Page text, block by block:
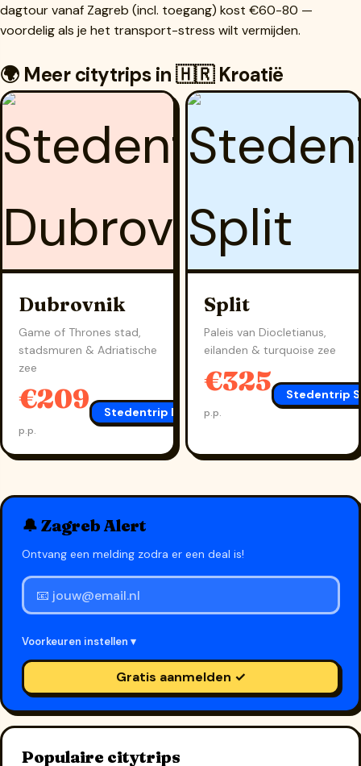
dagtour vanaf Zagreb (incl. toegang) kost €60-80 —
voordelig als je het transport-stress wilt vermijden.
🌍 Meer citytrips in 🇭🇷 Kroatië
Dubrovnik
Game of Thrones stad,
stadsmuren & Adriatische
zee
€209
p.p.
Stedentrip Dubrovnik
Split
Paleis van Diocletianus,
eilanden & turquoise zee
€325
p.p.
Stedentrip
🔔 Zagreb Alert
Ontvang een melding zodra er een deal is!
Voorkeuren instellen ▾
Gratis aanmelden ✓
Populaire citytrips